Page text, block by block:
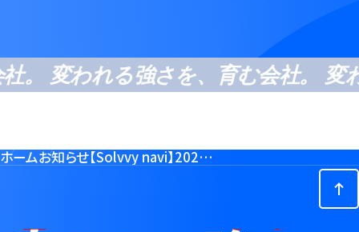
変われる強さを、育む会社。 変
ホームお知らせ 【Solvvy navi】2026年3月記事を公開しました